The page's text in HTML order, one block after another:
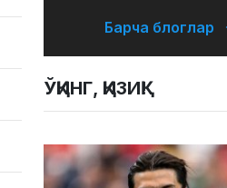
Барча блоглар
ЎҚИНГ, ҚИЗИҚ!